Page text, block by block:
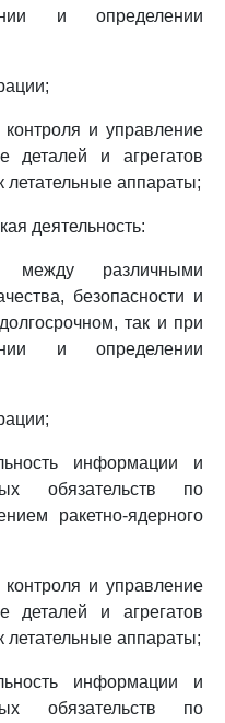
и определении
контроля и управление
деталей и агрегатов
летательные аппараты;
деятельность:
между различными
безопасности и
так и при
и определении
информации и
обязательств по
ракетно-ядерного
контроля и управление
деталей и агрегатов
летательные аппараты;
информации и
обязательств по